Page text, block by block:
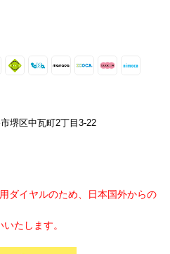
堺区中瓦町2丁目3-22
ダイヤルのため、日本国外からの
いたします。